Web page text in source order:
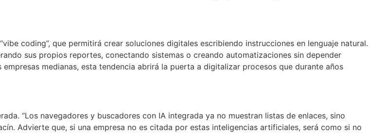
coding”, que permitirá crear soluciones digitales escribiendo instrucciones en lenguaje natural.
sus propios reportes, conectando sistemas o creando automatizaciones sin depender
medianas, esta tendencia abrirá la puerta a digitalizar procesos que durante años
“Los navegadores y buscadores con IA integrada ya no muestran listas de enlaces, sino
Advierte que, si una empresa no es citada por estas inteligencias artificiales, será como si no